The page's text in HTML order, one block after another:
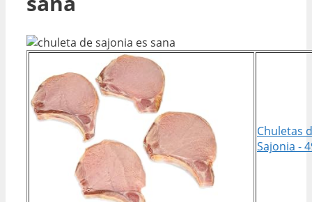
Chuletas
Sajonia -